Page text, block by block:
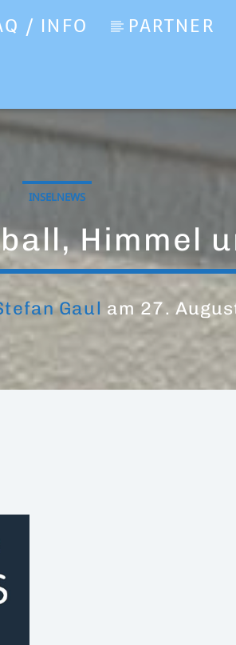
/ INFO PARTNER
INSELNEWS
Himmel
Gaul am 27.